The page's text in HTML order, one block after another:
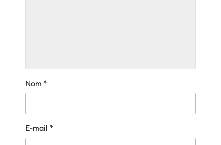
Nom *
E-mail *